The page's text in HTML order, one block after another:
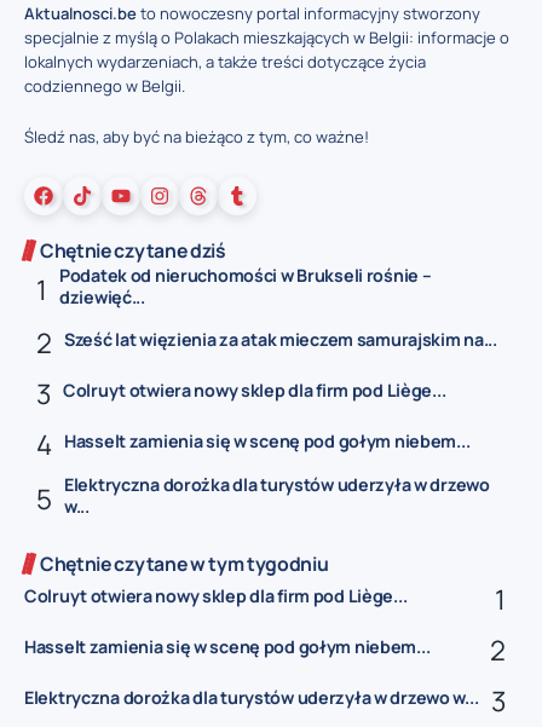
Aktualnosci.beto nowoczesny portal informacyjny stworzony
specjalnie z myślą o Polakach mieszkających w Belgii: informacje o
lokalnych wydarzeniach, a także treści dotyczące życia
codziennego w Belgii.
Śledź nas, aby być na bieżąco z tym, co ważne!
Chętnie czytane dziś
Podatek od nieruchomości w Brukseli rośnie –
dziewięć...
Sześć lat więzienia za atak mieczem samurajskim na...
Colruyt otwiera nowy sklep dla firm pod Liège...
Hasselt zamienia się w scenę pod gołym niebem...
Elektryczna dorożka dla turystów uderzyła w drzewo
w...
Chętnie czytane w tym tygodniu
Colruyt otwiera nowy sklep dla firm pod Liège...
Hasselt zamienia się w scenę pod gołym niebem...
Elektryczna dorożka dla turystów uderzyła w drzewo w...